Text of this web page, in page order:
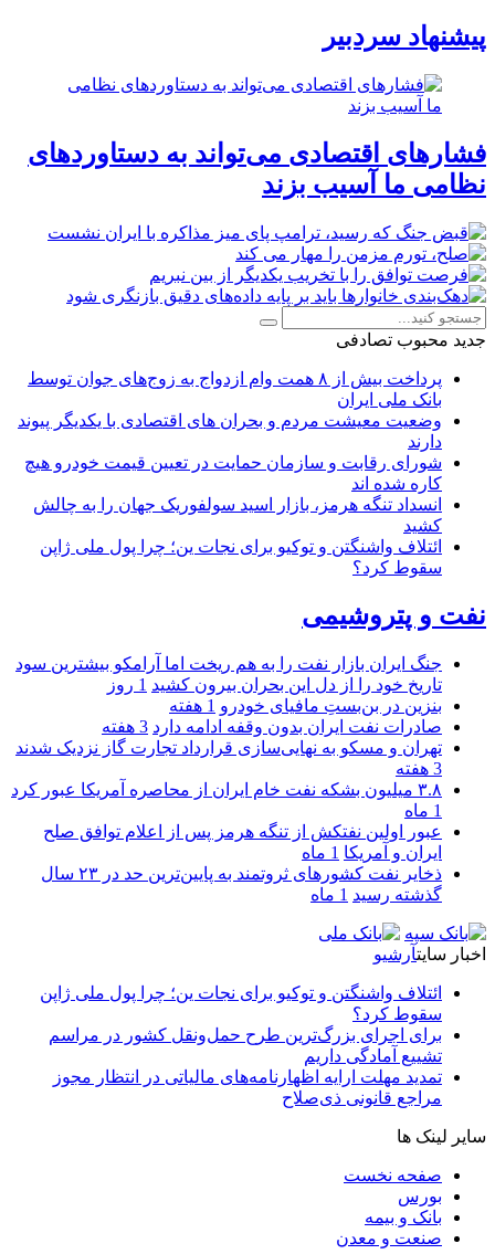
پیشنهاد سردبیر
فشارهای اقتصادی می‌تواند به دستاوردهای
نظامی ما آسیب بزند
جدید محبوب تصادفی
پرداخت بیش از ۸ همت وام ازدواج به زوج‌های جوان توسط
بانک ملی ایران
وضعیت معیشت مردم و بحران های اقتصادی با یکدیگر پیوند
دارند
شورای رقابت و سازمان حمایت در تعیین قیمت خودرو هیچ
کاره شده اند
انسداد تنگه هرمز، بازار اسید سولفوریک جهان را به چالش
کشید
ائتلاف واشنگتن و توکیو برای نجات ین؛ چرا پول ملی ژاپن
سقوط کرد؟
نفت و پتروشیمی
جنگ ایران بازار نفت را به هم ریخت اما آرامکو بیشترین سود
تاریخ خود را از دل این بحران بیرون کشید 1 روز
بنزین در بن‌بستِ مافیای خودرو 1 هفته
صادرات نفت ایران بدون وقفه ادامه دارد 3 هفته
تهران و مسکو به نهایی‌سازی قرارداد تجارت گاز نزدیک شدند
3 هفته
۳.۸ میلیون بشکه نفت خام ایران از محاصره آمریکا عبور کرد
1 ماه
عبور اولین نفتکش از تنگه هرمز پس از اعلام توافق صلح
ایران و آمریکا 1 ماه
ذخایر نفت کشورهای ثروتمند به پایین‌ترین حد در ۲۳ سال
گذشته رسید 1 ماه
اخبار سایتآرشیو
ائتلاف واشنگتن و توکیو برای نجات ین؛ چرا پول ملی ژاپن
سقوط کرد؟
برای اجرای بزرگ‌ترین طرح حمل‌ونقل کشور در مراسم
تشییع آمادگی داریم
تمدید مهلت ارایه اظهارنامه‌های مالیاتی در انتظار مجوز
مراجع قانونی ذی‌‏صلاح
سایر لینک ها
صفحه نخست
بورس
بانک و بیمه
صنعت و معدن